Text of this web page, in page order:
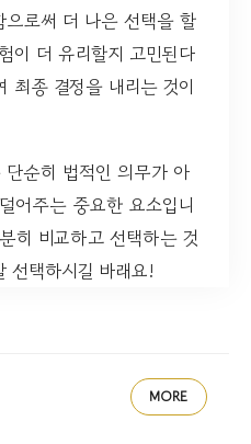
으로써 더 나은 선택을 할
이 더 유리할지 고민된다
최종 결정을 내리는 것이
순히 법적인 의무가 아
어주는 중요한 요소입니
히 비교하고 선택하는 것
선택하시길 바래요!
MORE